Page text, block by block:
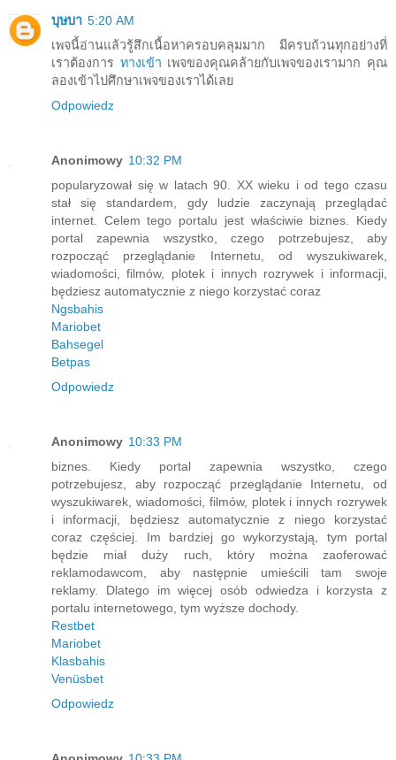
บุษบา 5:20 AM
เพจนี้อ่านแล้วรู้สึกเนื้อหาครอบคลุมมาก มีครบถ้วนทุกอย่างที่
เราต้องการ ทางเข้า เพจของคุณคล้ายกับเพจของเรามาก คุณ
ลองเข้าไปศึกษาเพจของเราได้เลย
Odpowiedz
Anonimowy 10:32 PM
popularyzował się w latach 90. XX wieku i od tego czasu
stał się standardem, gdy ludzie zaczynają przeglądać
internet. Celem tego portalu jest właściwie biznes. Kiedy
portal zapewnia wszystko, czego potrzebujesz, aby
rozpocząć przeglądanie Internetu, od wyszukiwarek,
wiadomości, filmów, plotek i innych rozrywek i informacji,
będziesz automatycznie z niego korzystać coraz
Ngsbahis
Mariobet
Bahsegel
Betpas
Odpowiedz
Anonimowy 10:33 PM
biznes. Kiedy portal zapewnia wszystko, czego
potrzebujesz, aby rozpocząć przeglądanie Internetu, od
wyszukiwarek, wiadomości, filmów, plotek i innych rozrywek
i informacji, będziesz automatycznie z niego korzystać
coraz częściej. Im bardziej go wykorzystają, tym portal
będzie miał duży ruch, który można zaoferować
reklamodawcom, aby następnie umieścili tam swoje
reklamy. Dlatego im więcej osób odwiedza i korzysta z
portalu internetowego, tym wyższe dochody.
Restbet
Mariobet
Klasbahis
Venüsbet
Odpowiedz